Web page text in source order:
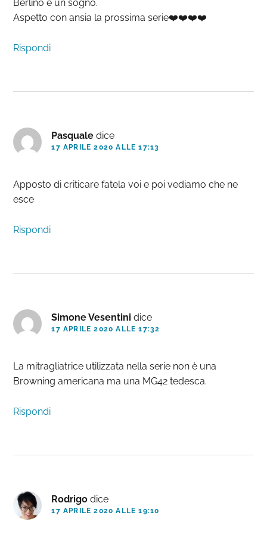
Berlino è un sogno.
Aspetto con ansia la prossima serie❤️❤️❤️❤️
Rispondi
Pasquale dice
17 APRILE 2020 ALLE 17:13
Apposto di criticare fatela voi e poi vediamo che ne
esce
Rispondi
Simone Vesentini dice
17 APRILE 2020 ALLE 17:32
La mitragliatrice utilizzata nella serie non è una
Browning americana ma una MG42 tedesca.
Rispondi
Rodrigo dice
17 APRILE 2020 ALLE 19:10